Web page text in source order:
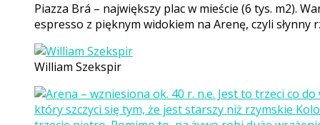
Piazza Brá – największy plac w mieście (6 tys. m2).
espresso z pięknym widokiem na Arenę, czyli słynny
William Szekspir